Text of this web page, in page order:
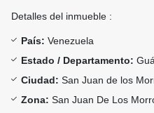
Detalles del inmueble :
País: Venezuela
Estado / Departamento:
Ciudad: San Juan de los
Zona: San Juan De Los